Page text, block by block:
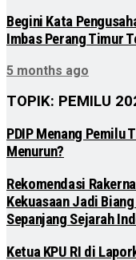
Begini Kata
Imbas Perang Timur
5 months ago
TOPIK: PEMILU
PDIP Menang Pemilu
Menurun?
Rekomendasi
Kekuasaan Jadi
Sepanjang Sejarah
Ketua KPU RI di